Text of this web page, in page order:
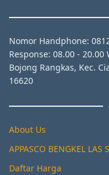
Nomor Handphone:
Response: 08.00 - 20.00
Bojong Rangkas, Kec.
16620
About Us
APPASCO BENGKEL LAS
Daftar Harga